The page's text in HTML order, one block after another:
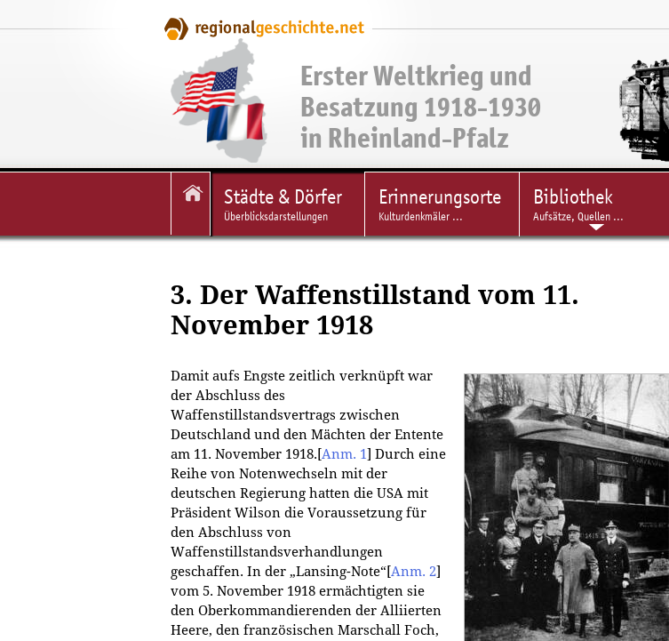
Erster Weltkrieg und
Besatzung 1918-1930
in Rheinland-Pfalz
Städte & Dörfer
Überblicksdarstellungen
Erinnerungsorte
Kulturdenkmäler ...
Bibliothek
Aufsätze, Quellen ...
3. Der Waffenstillstand vom 11.
November 1918
Damit aufs Engste zeitlich verknüpft war
der Abschluss des
Waffenstillstandsvertrags zwischen
Deutschland und den Mächten der Entente
am 11. November 1918. [Anm. 1] Durch eine
Reihe von Notenwechseln mit der
deutschen Regierung hatten die USA mit
Präsident Wilson die Voraussetzung für
den Abschluss von
Waffenstillstandsverhandlungen
geschaffen. In der „Lansing-Note“[Anm. 2]
vom 5. November 1918 ermächtigten sie
den Oberkommandierenden der Alliierten
Heere, den französischen Marschall Foch,